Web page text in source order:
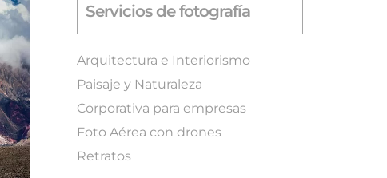
Servicios de fotografía
Arquitectura e Interiorismo
Paisaje y Naturaleza
Corporativa para empresas
Foto Aérea con drones
Retratos